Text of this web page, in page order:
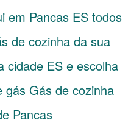
em Pancas ES todos
de cozinha da sua
cidade ESe escolha
gás Gás de cozinha
Pancas